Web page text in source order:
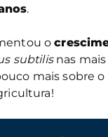
.
o
subtilis nas
mais sobre o